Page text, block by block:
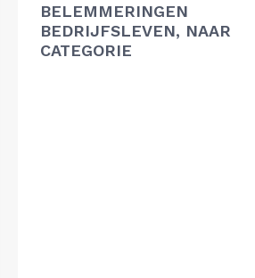
BELEMMERINGEN
BEDRIJFSLEVEN, NAAR
CATEGORIE